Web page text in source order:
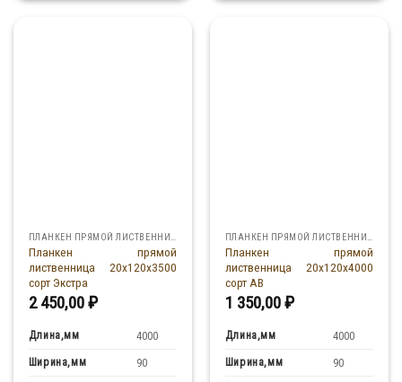
Планкен прямой
лиственница 20x120x3500
сорт Экстра
2 450,00₽
Длина,мм 4000
Ширина,мм 90
Планкен прямой
лиственница 20x120x4000
сорт АВ
1 350,00₽
Длина,мм 4000
Ширина,мм 90